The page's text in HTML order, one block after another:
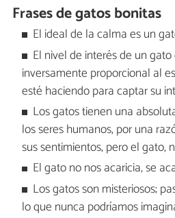
Frases de gatos bonitas
El ideal de la calma es un
El nivel de interés de un
inversamente proporcional al
esté haciendo para captar su
Los gatos tienen una
los seres humanos, por una
sus sentimientos, pero el gato,
El gato no nos acaricia, se
Los gatos son misteriosos;
lo que nunca podríamos